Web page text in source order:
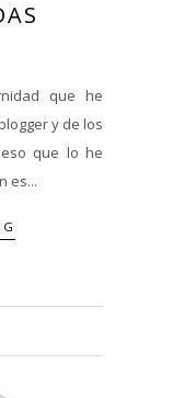
que he
y de los
que lo he
es...